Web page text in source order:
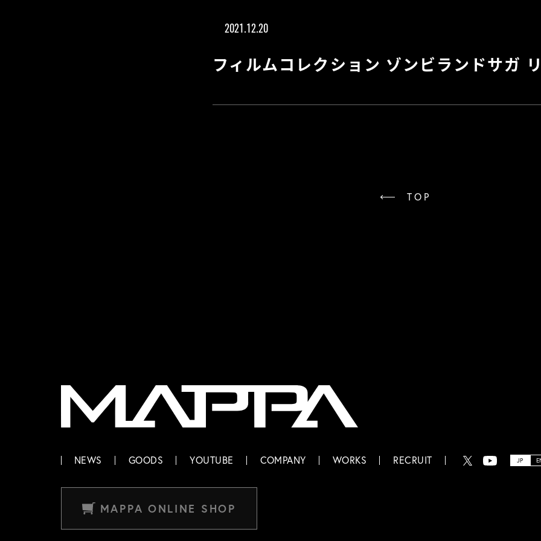
2021.12.20
フィルムコレクション ゾンビランドサガ
TOP
MAPPA
NEWS GOODS YOUTUBE COMPANY WORKS RECRUIT JP
MAPPA ONLINE SHOP